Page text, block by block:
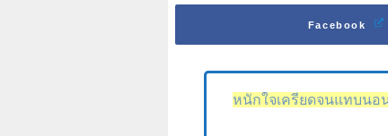
Facebook
หนักใจเครียดจนแทบนอ